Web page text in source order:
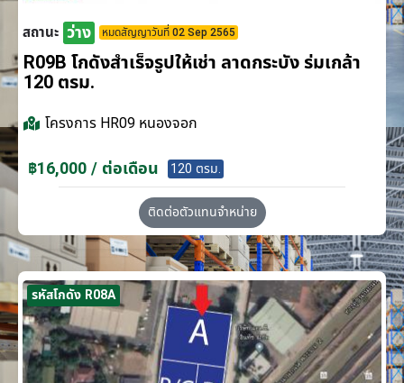
สถานะ ว่าง หมดสัญญาวันที่ 02 Sep 2565
R09B โกดังสำเร็จรูปให้เช่า ลาดกระบัง​ ร่มเกล้า
120 ตรม.
โครงการ HR09 หนองจอก
฿16,000 / ต่อเดือน 120 ตรม.
ติดต่อตัวแทนจำหน่าย
รหัสโกดัง R08A